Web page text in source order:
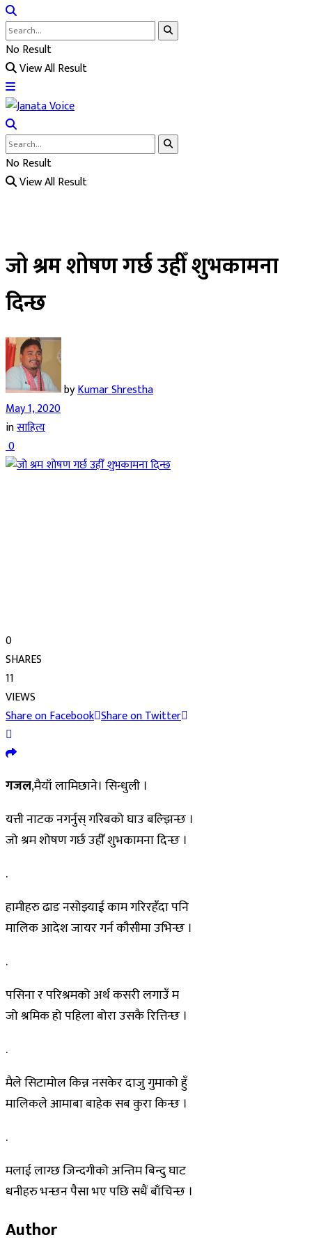
No Result
View All Result
No Result
View All Result
जो श्रम शोषण गर्छ उहीँ शुभकामना
दिन्छ
byKumar Shrestha
May 1, 2020
inसाहित्य
0
0
SHARES
11
VIEWS
Share on Facebook Share on Twitter
गजल,मैयाँ लामिछाने। सिन्धुली ।
यत्ती नाटक नगर्नुस् गरिबको घाउ बल्झिन्छ ।
जो श्रम शोषण गर्छ उहीँ शुभकामना दिन्छ ।
.
हामीहरु ढाड नसोझ्याई काम गरिरहँदा पनि
मालिक आदेश जायर गर्न कौसीमा उभिन्छ ।
.
पसिना र परिश्रमको अर्थ कसरी लगाउँ म
जो श्रमिक हो पहिला बोरा उसकै रित्तिन्छ ।
.
मैले सिटामोल किन्न नसकेर दाजु गुमाको हुँ
मालिकले आमाबा बाहेक सब कुरा किन्छ ।
.
मलाई लाग्छ जिन्दगीको अन्तिम बिन्दु घाट
धनीहरु भन्छन पैसा भए पछि सधैं बाँचिन्छ ।
Author